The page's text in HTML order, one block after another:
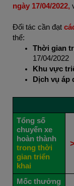
ngày 17/04/2022,
Đối tác cần đạt
thể:
Thời gian
17/04/2022
Khu vực
Dịch vụ áp
Tổng số
chuyến xe
hoàn thành
trong thời
gian triển
khai
Mốc thưởng